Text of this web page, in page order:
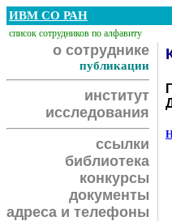
ИВМ СО РАН
список сотрудников по алфавиту
о сотруднике
публикации
институт
исследования
ссылки
библиотека
конкурсы
документы
адреса и телефоны